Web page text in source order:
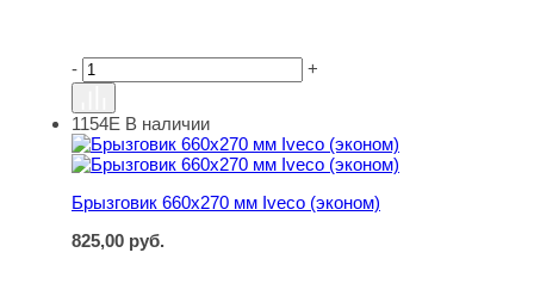
- +
Брызговик 660х270 мм Iveco (эконом)
1154Е В наличии
Брызговик 660х270 мм Iveco (эконом)
825,00 руб.